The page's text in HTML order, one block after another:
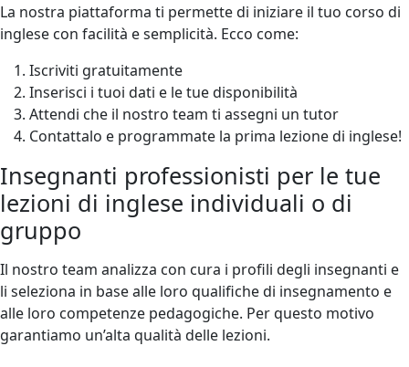
La nostra piattaforma ti permette di iniziare il tuo corso di
inglese con facilità e semplicità. Ecco come:
Iscriviti gratuitamente
Inserisci i tuoi dati e le tue disponibilità
Attendi che il nostro team ti assegni un tutor
Contattalo e programmate la prima lezione di inglese!
Insegnanti professionisti per le tue
lezioni di inglese individuali o di
gruppo
Il nostro team analizza con cura i profili degli insegnanti e
li seleziona in base alle loro qualifiche di insegnamento e
alle loro competenze pedagogiche. Per questo motivo
garantiamo un’alta qualità delle lezioni.